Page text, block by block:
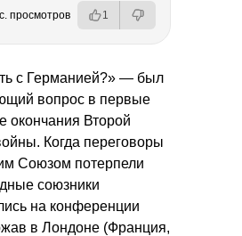
просмотров 1
с Германией?» — был
вопрос в первые
окончания Второй
Когда переговоры
Союзом потерпели
союзники
на конференции
в Лондоне (Франция,